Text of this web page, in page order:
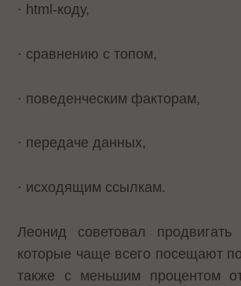
· html-коду,
· сравнению с топом,
· поведенческим факторам,
· передаче данных,
· исходящим ссылкам.
Леонид советовал
которые чаще всего посещают
также с меньшим процентом